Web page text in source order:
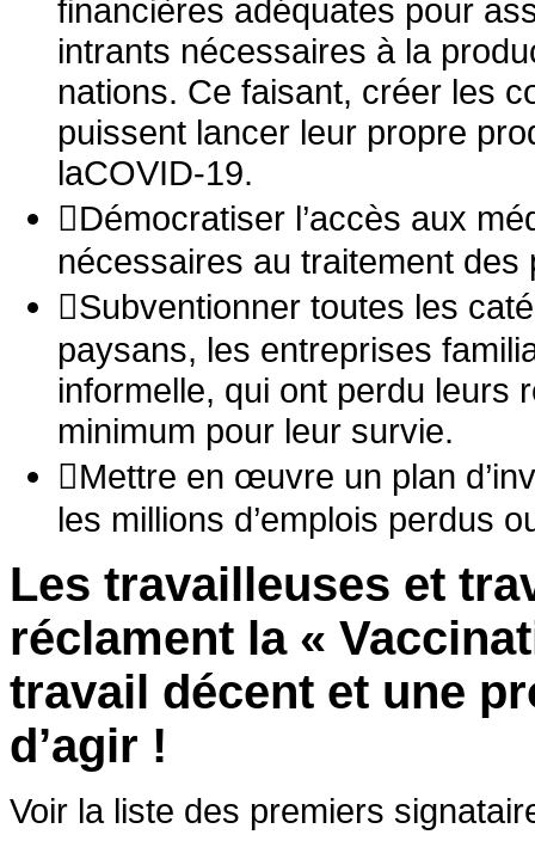
financières adéquates pour
intrants nécessaires à la
nations. Ce faisant, créer les
puissent lancer leur propre
laCOVID-19.
Démocratiser l’accès aux
nécessaires au traitement
Subventionner toutes les
paysans, les entreprises
informelle, qui ont perdu leurs
minimum pour leur survie.
Mettre en œuvre un plan
les millions d’emplois perdus
Les travailleuses et
réclament la «
travail décent et une
d’agir !
Voir la liste des premiers